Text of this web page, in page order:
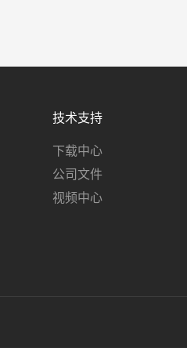
技术支持
下载中心
公司文件
视频中心